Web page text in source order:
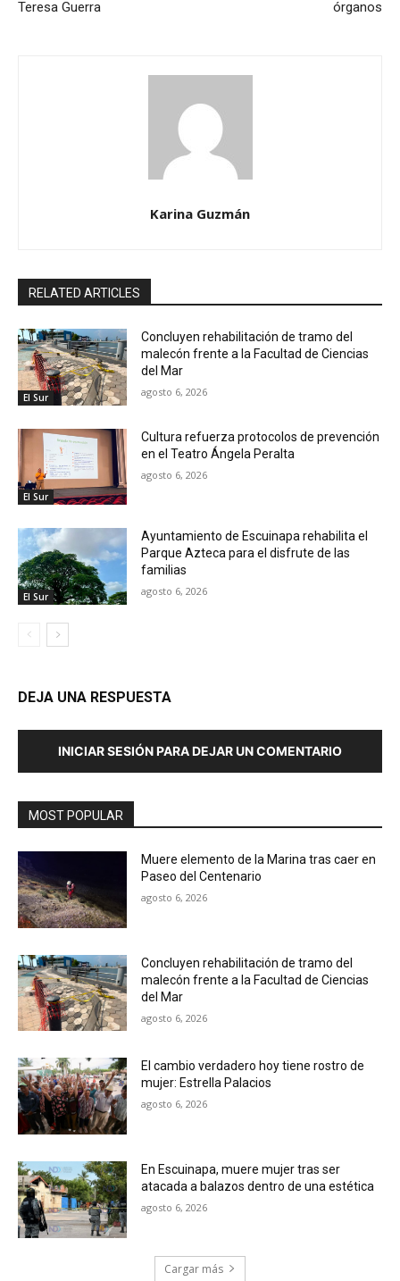
Teresa Guerra órganos
Karina Guzmán
RELATED ARTICLES
El Sur
Concluyen rehabilitación de tramo del
malecón frente a la Facultad de Ciencias
del Mar
agosto 6, 2026
El Sur
Cultura refuerza protocolos de prevención
en el Teatro Ángela Peralta
agosto 6, 2026
El Sur
Ayuntamiento de Escuinapa rehabilita el
Parque Azteca para el disfrute de las
familias
agosto 6, 2026
DEJA UNA RESPUESTA
INICIAR SESIÓN PARA DEJAR UN COMENTARIO
MOST POPULAR
Muere elemento de la Marina tras caer en
Paseo del Centenario
agosto 6, 2026
Concluyen rehabilitación de tramo del
malecón frente a la Facultad de Ciencias
del Mar
agosto 6, 2026
El cambio verdadero hoy tiene rostro de
mujer: Estrella Palacios
agosto 6, 2026
En Escuinapa, muere mujer tras ser
atacada a balazos dentro de una estética
agosto 6, 2026
Cargar más